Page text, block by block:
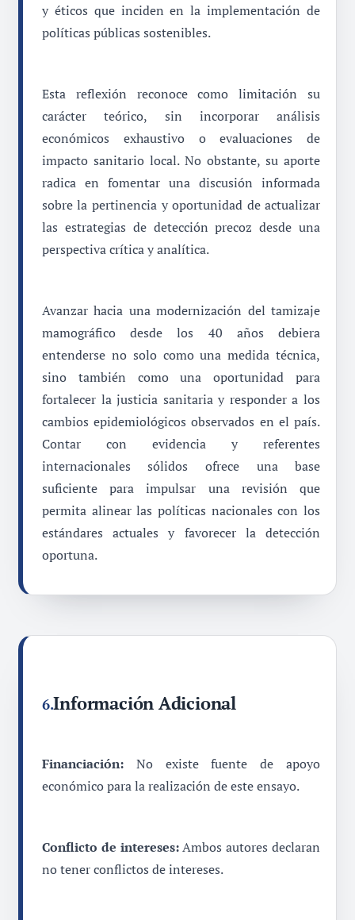
y éticos que inciden en la implementación de
políticas públicas sostenibles.
Esta reflexión reconoce como limitación su
carácter teórico, sin incorporar análisis
económicos exhaustivo o evaluaciones de
impacto sanitario local. No obstante, su aporte
radica en fomentar una discusión informada
sobre la pertinencia y oportunidad de actualizar
las estrategias de detección precoz desde una
perspectiva crítica y analítica.
Avanzar hacia una modernización del tamizaje
mamográfico desde los 40 años debiera
entenderse no solo como una medida técnica,
sino también como una oportunidad para
fortalecer la justicia sanitaria y responder a los
cambios epidemiológicos observados en el país.
Contar con evidencia y referentes
internacionales sólidos ofrece una base
suficiente para impulsar una revisión que
permita alinear las políticas nacionales con los
estándares actuales y favorecer la detección
oportuna.
6.Información Adicional
Financiación:No existe fuente de apoyo
económico para la realización de este ensayo.
Conflicto de intereses:Ambos autores declaran
no tener conflictos de intereses.